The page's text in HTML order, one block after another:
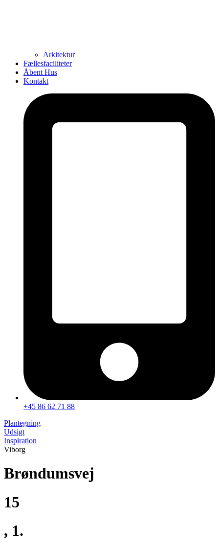
Arkitektur
Fællesfaciliteter
Åbent Hus
Kontakt
+45 86 62 71 88
Plantegning
Udsigt
Inspiration
Viborg
Brøndumsvej
15
, 1.